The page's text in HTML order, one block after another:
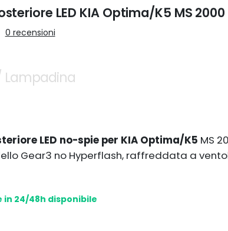
LED KIA Optima/K5 MS 2000
0 recensioni
Lampadina
LED no-spie per KIA Optima/K5 MS
Gear3 no Hyperflash, raffreddata a
in 24/48h disponibile